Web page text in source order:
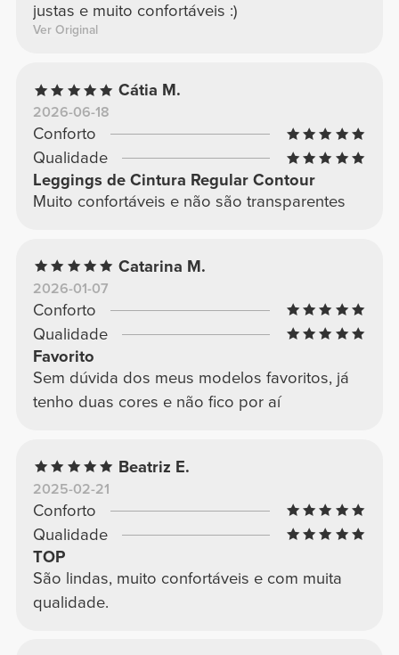
justas e muito confortáveis :)
Ver Original
Cátia M.
2026-06-18
Conforto
Qualidade
Leggings de Cintura Regular Contour
Muito confortáveis e não são transparentes
Catarina M.
2026-01-07
Conforto
Qualidade
Favorito
Sem dúvida dos meus modelos favoritos, já
tenho duas cores e não fico por aí
Beatriz E.
2025-02-21
Conforto
Qualidade
TOP
São lindas, muito confortáveis e com muita
qualidade.